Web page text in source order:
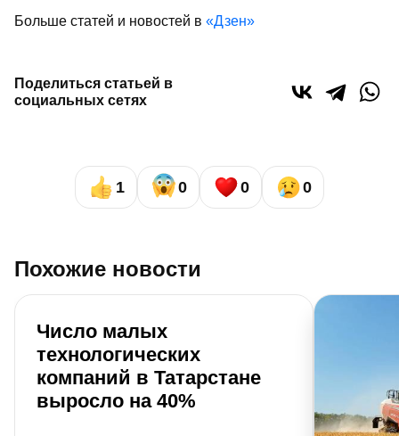
Больше статей и новостей в «Дзен»
Поделиться статьей в
социальных сетях
1 0 0 0
Похожие новости
Число малых
технологических
компаний в Татарстане
выросло на 40%